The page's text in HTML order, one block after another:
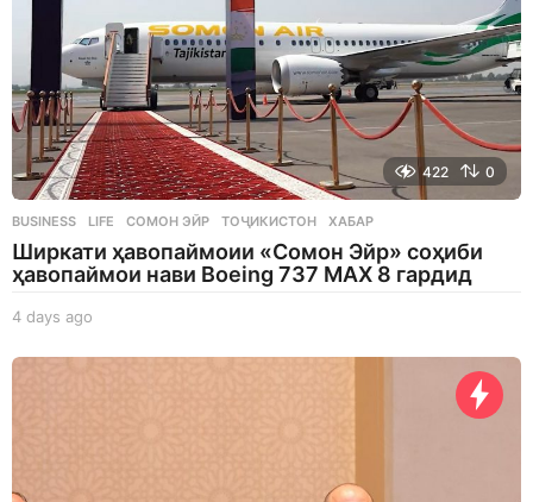
422 0
BUSINESS ,LIFE СОМОН ЭЙР ,ТОҶИКИСТОН ,ХАБАР
Ширкати ҳавопаймоии «Сомон Эйр» соҳиби
ҳавопаймои нави Boeing 737 MAX 8 гардид
4 days ago
a